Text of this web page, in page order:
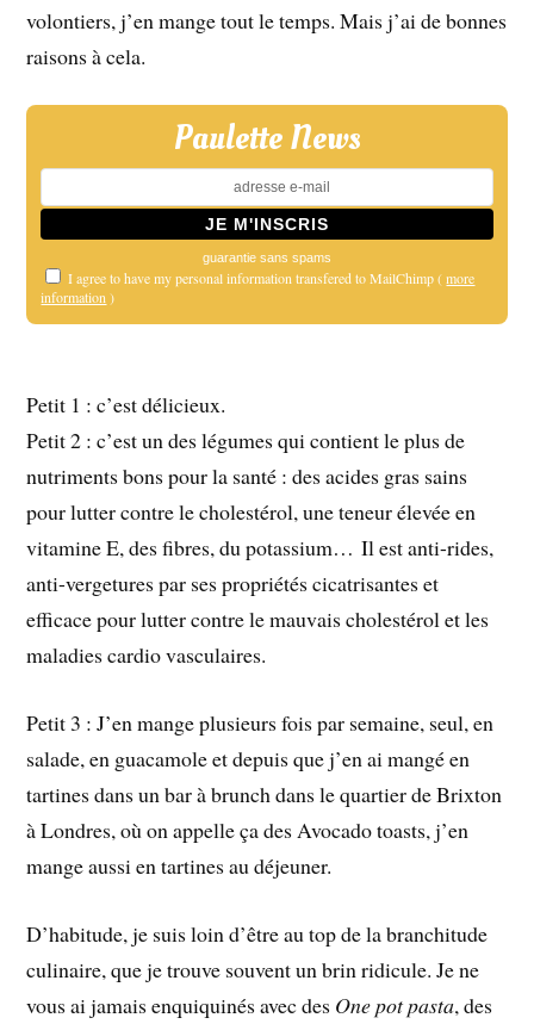
volontiers, j’en mange tout le temps. Mais j’ai de bonnes
raisons à cela.
Paulette News
guarantie sans spams
I agree to have my personal information transfered to MailChimp (more
information)
Petit 1 : c’est délicieux.
Petit 2 : c’est un des légumes qui contient le plus de
nutriments bons pour la santé : des acides gras sains
pour lutter contre le cholestérol, une teneur élevée en
vitamine E, des fibres, du potassium… Il est anti-rides,
anti-vergetures par ses propriétés cicatrisantes et
efficace pour lutter contre le mauvais cholestérol et les
maladies cardio vasculaires.
Petit 3 : J’en mange plusieurs fois par semaine, seul, en
salade, en guacamole et depuis que j’en ai mangé en
tartines dans un bar à brunch dans le quartier de Brixton
à Londres, où on appelle ça des Avocado toasts, j’en
mange aussi en tartines au déjeuner.
D’habitude, je suis loin d’être au top de la branchitude
culinaire, que je trouve souvent un brin ridicule. Je ne
vous ai jamais enquiquinés avec des One pot pasta, des